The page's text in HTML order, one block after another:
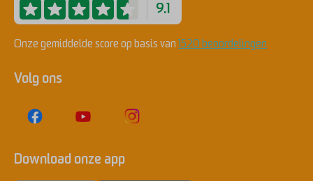
9.1
Onze gemiddelde score op basis van 1520 beoordelingen
Volg ons
Download onze app